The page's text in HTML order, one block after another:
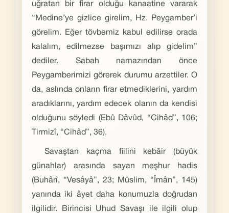
uğratan bir firar olduğu kanaatine vararak
“Medine’ye gizlice girelim, Hz. Peygamber’i
görelim. Eğer tövbemiz kabul edilirse orada
kalalım, edilmezse başımızı alıp gidelim”
dediler. Sabah namazından önce
Peygamberimizi görerek durumu arzettiler. O
da, aslında onların firar etmediklerini, yardım
aradıklarını, yardım edecek olanın da kendisi
olduğunu söyledi (Ebû Dâvûd, “Cihâd”, 106;
Tirmizî, “Cihâd”, 36).
Savaştan kaçma fiilini kebâir (büyük
günahlar) arasında sayan meşhur hadis
(Buhârî, “Vesâyâ”, 23; Müslim, “Îmân”, 145)
yanında iki âyet daha konumuzla doğrudan
ilgilidir. Birincisi Uhud Savaşı ile ilgili olup